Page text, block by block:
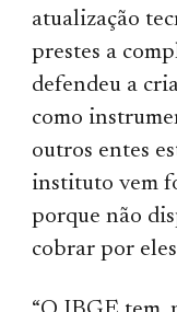
atualização
prestes a
defendeu a
como
outros entes
instituto vem
porque não
cobrar por